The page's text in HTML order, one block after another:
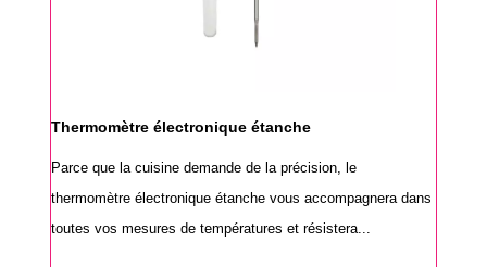
Thermomètre électronique étanche
Parce que la cuisine demande de la précision, le
thermomètre électronique étanche vous accompagnera dans
toutes vos mesures de températures et résistera...